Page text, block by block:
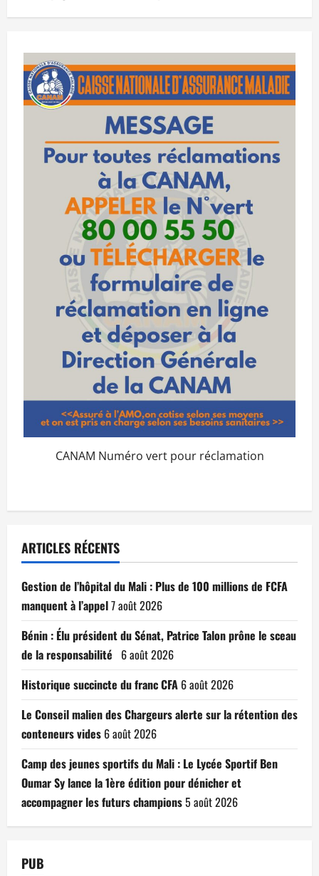
CANAM Numéro vert pour réclamation
ARTICLES RÉCENTS
Gestion de l’hôpital du Mali : Plus de 100 millions de FCFA
manquent à l’appel7 août 2026
Bénin : Élu président du Sénat, Patrice Talon prône le sceau
de la responsabilité 6 août 2026
Historique succincte du franc CFA 6 août 2026
Le Conseil malien des Chargeurs alerte sur la rétention des
conteneurs vides 6 août 2026
Camp des jeunes sportifs du Mali : Le Lycée Sportif Ben
Oumar Sy lance la 1ère édition pour dénicher et
accompagner les futurs champions5 août 2026
PUB